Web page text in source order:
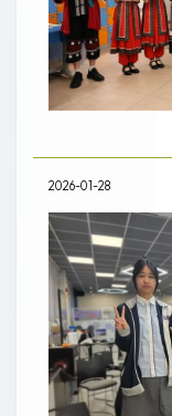
2026-01-28